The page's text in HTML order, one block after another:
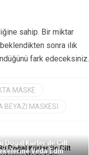
sahip. Bir miktar
sonra ılık
fark edeceksiniz.
MASKE
BEYAZI MASKESI
Doğal Kürler ile Cilt
Veda Edin